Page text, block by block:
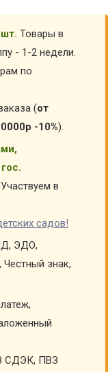
Товары в
- 1-2 недели.
по
(от
-10%).
Участвуем в
садов!
ЭДО,
знак,
СДЭК, ПВЗ